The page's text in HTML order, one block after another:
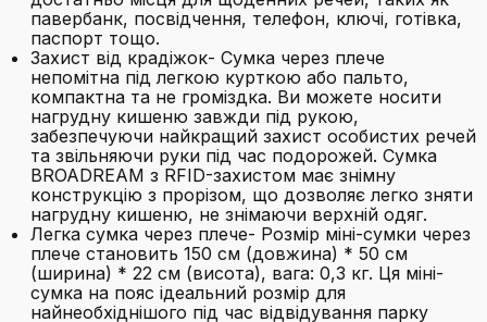
павербанк, посвідчення, телефон, ключі, готівка,
паспорт тощо.
Захист від крадіжок- Сумка через плече
непомітна під легкою курткою або пальто,
компактна та не громіздка. Ви можете носити
нагрудну кишеню завжди під рукою,
забезпечуючи найкращий захист особистих речей
та звільняючи руки під час подорожей. Сумка
BROADREAM з RFID-захистом має знімну
конструкцію з прорізом, що дозволяє легко зняти
нагрудну кишеню, не знімаючи верхній одяг.
Легка сумка через плече- Розмір міні-сумки через
плече становить 150 см (довжина) * 50 см
(ширина) * 22 см (висота), вага: 0,3 кг. Ця міні-
сумка на пояс ідеальний розмір для
найнеобхіднішого під час відвідування парку